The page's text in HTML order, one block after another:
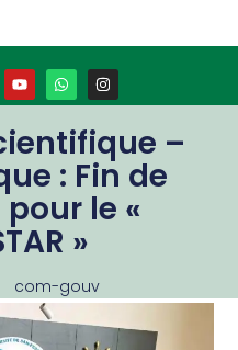
–
: Fin de
le «
»
com-gouv